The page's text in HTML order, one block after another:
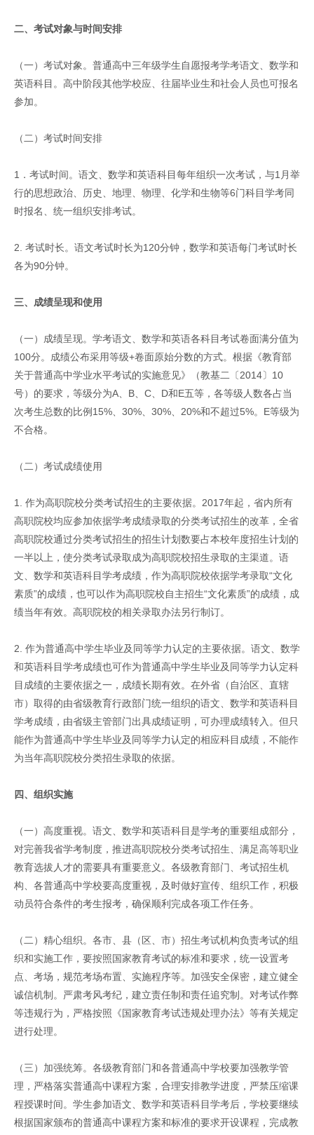
二、考试对象与时间安排
（一）考试对象。普通高中三年级学生自愿报考学考语文、数学和
英语科目。高中阶段其他学校应、往届毕业生和社会人员也可报名
参加。
（二）考试时间安排
1．考试时间。语文、数学和英语科目每年组织一次考试，与1月举
行的思想政治、历史、地理、物理、化学和生物等6门科目学考同
时报名、统一组织安排考试。
2. 考试时长。语文考试时长为120分钟，数学和英语每门考试时长
各为90分钟。
三、成绩呈现和使用
（一）成绩呈现。学考语文、数学和英语各科目考试卷面满分值为
100分。成绩公布采用等级+卷面原始分数的方式。根据《教育部
关于普通高中学业水平考试的实施意见》（教基二〔2014〕10
号）的要求，等级分为A、B、C、D和E五等，各等级人数各占当
次考生总数的比例15%、30%、30%、20%和不超过5%。E等级为
不合格。
（二）考试成绩使用
1. 作为高职院校分类考试招生的主要依据。2017年起，省内所有
高职院校均应参加依据学考成绩录取的分类考试招生的改革，全省
高职院校通过分类考试招生的招生计划数要占本校年度招生计划的
一半以上，使分类考试录取成为高职院校招生录取的主渠道。语
文、数学和英语科目学考成绩，作为高职院校依据学考录取“文化
素质”的成绩，也可以作为高职院校自主招生“文化素质”的成绩，成
绩当年有效。高职院校的相关录取办法另行制订。
2. 作为普通高中学生毕业及同等学力认定的主要依据。语文、数学
和英语科目学考成绩也可作为普通高中学生毕业及同等学力认定科
目成绩的主要依据之一，成绩长期有效。在外省（自治区、直辖
市）取得的由省级教育行政部门统一组织的语文、数学和英语科目
学考成绩，由省级主管部门出具成绩证明，可办理成绩转入。但只
能作为普通高中学生毕业及同等学力认定的相应科目成绩，不能作
为当年高职院校分类招生录取的依据。
四、组织实施
（一）高度重视。语文、数学和英语科目是学考的重要组成部分，
对完善我省学考制度，推进高职院校分类考试招生、满足高等职业
教育选拔人才的需要具有重要意义。各级教育部门、考试招生机
构、各普通高中学校要高度重视，及时做好宣传、组织工作，积极
动员符合条件的考生报考，确保顺利完成各项工作任务。
（二）精心组织。各市、县（区、市）招生考试机构负责考试的组
织和实施工作，要按照国家教育考试的标准和要求，统一设置考
点、考场，规范考场布置、实施程序等。加强安全保密，建立健全
诚信机制。严肃考风考纪，建立责任制和责任追究制。对考试作弊
等违规行为，严格按照《国家教育考试违规处理办法》等有关规定
进行处理。
（三）加强统筹。各级教育部门和各普通高中学校要加强教学管
理，严格落实普通高中课程方案，合理安排教学进度，严禁压缩课
程授课时间。学生参加语文、数学和英语科目学考后，学校要继续
根据国家颁布的普通高中课程方案和标准的要求开设课程，完成教